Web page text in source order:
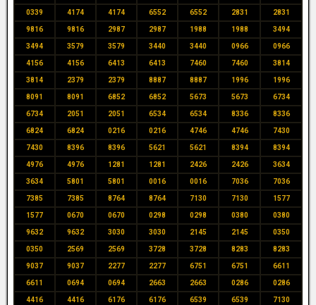
0339 4174 4174 6552 6552 2831 2831
9816 9816 2987 2987 1988 1988 3494
3494 3579 3579 3440 3440 0966 0966
4156 4156 6413 6413 7460 7460 3814
3814 2379 2379 8887 8887 1996 1996
8091 8091 6852 6852 5673 5673 6734
6734 2051 2051 6534 6534 8336 8336
6824 6824 0216 0216 4746 4746 7430
7430 8396 8396 5621 5621 8394 8394
4976 4976 1281 1281 2426 2426 3634
3634 5801 5801 0016 0016 7036 7036
7385 7385 8764 8764 7130 7130 1577
1577 0670 0670 0298 0298 0380 0380
9632 9632 3030 3030 2145 2145 0350
0350 2569 2569 3728 3728 8283 8283
9037 9037 2277 2277 6751 6751 6611
6611 0694 0694 2663 2663 0286 0286
4416 4416 6176 6176 6539 6539 7130